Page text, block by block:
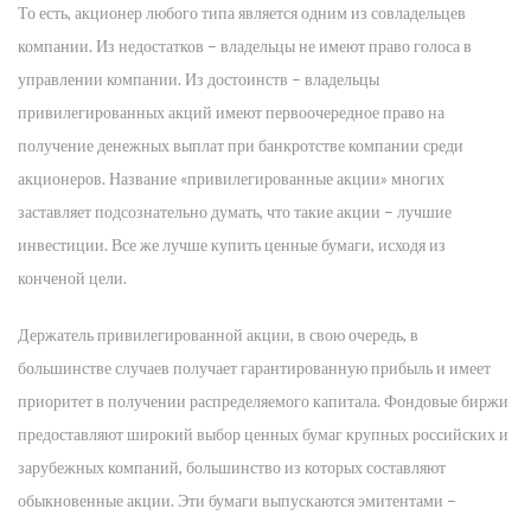
То есть, акционер любого типа является одним из совладельцев
компании. Из недостатков – владельцы не имеют право голоса в
управлении компании. Из достоинств – владельцы
привилегированных акций имеют первоочередное право на
получение денежных выплат при банкротстве компании среди
акционеров. Название «привилегированные акции» многих
заставляет подсознательно думать, что такие акции – лучшие
инвестиции. Все же лучше купить ценные бумаги, исходя из
конченой цели.
Держатель привилегированной акции, в свою очередь, в
большинстве случаев получает гарантированную прибыль и имеет
приоритет в получении распределяемого капитала. Фондовые биржи
предоставляют широкий выбор ценных бумаг крупных российских и
зарубежных компаний, большинство из которых составляют
обыкновенные акции. Эти бумаги выпускаются эмитентами –